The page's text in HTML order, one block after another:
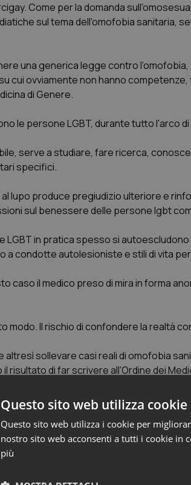
Come per la domanda
sul tema dell'omofobia sanitaria,
una generica legge contro
cui ovviamente non hanno
di Genere.
le persone LGBT, durante tutto l'arco
serve a studiare, fare ricerca,
specifici.
lupo produce pregiudizio ulteriore e
sul benessere delle persone lgbt
LGBT in pratica spesso si
a condotte autolesioniste e stili di vita
caso il medico preso di mira in forma
modo. Il rischio di confondere la realtà
sollevare casi reali di omofobia
risultato di far scrivere all'Ordine dei
e ambiguo che confonde privacy
della Sanità di chi e di cosa stiamo
corsi di formazione sul Sex
convegno nazionale della Sips (a
grazie anche alla eventuale
Questo sito web utilizza cookie
Questo sito web utilizza i cookie per
nostro sito web acconsenti a tutti i cookie in
più